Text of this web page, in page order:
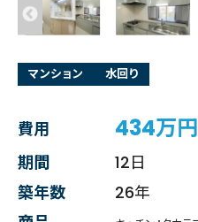
マンション 水回り
費用 434万円
期間
12日
築年数
26年